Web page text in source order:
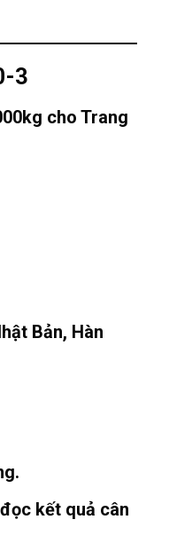
3
cho Trang
Bản, Hàn
kết quả cân